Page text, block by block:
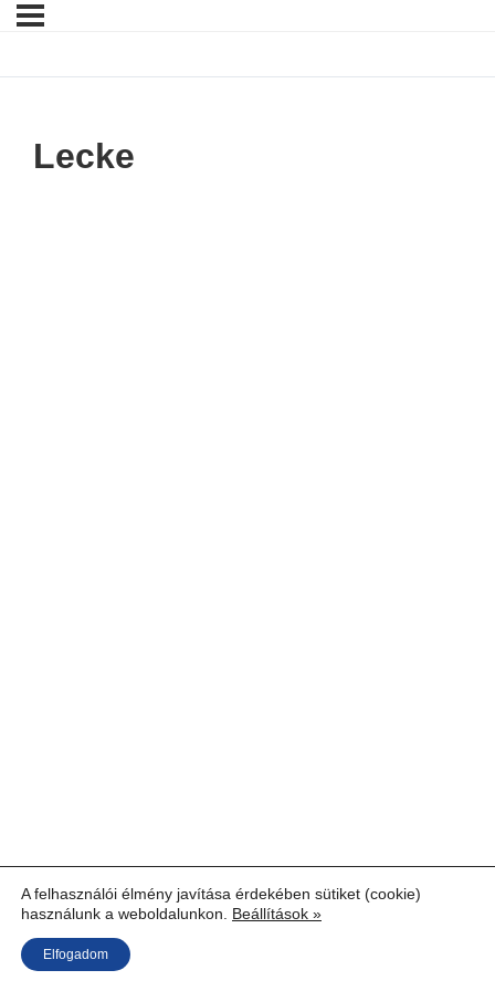
Lecke
A felhasználói élmény javítása érdekében sütiket (cookie)
használunk a weboldalunkon. Beállítások »
Elfogadom